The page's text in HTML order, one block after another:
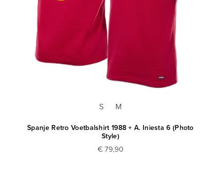
S M
Spanje Retro Voetbalshirt 1988 + A. Iniesta 6 (Photo
Style)
€ 79,90